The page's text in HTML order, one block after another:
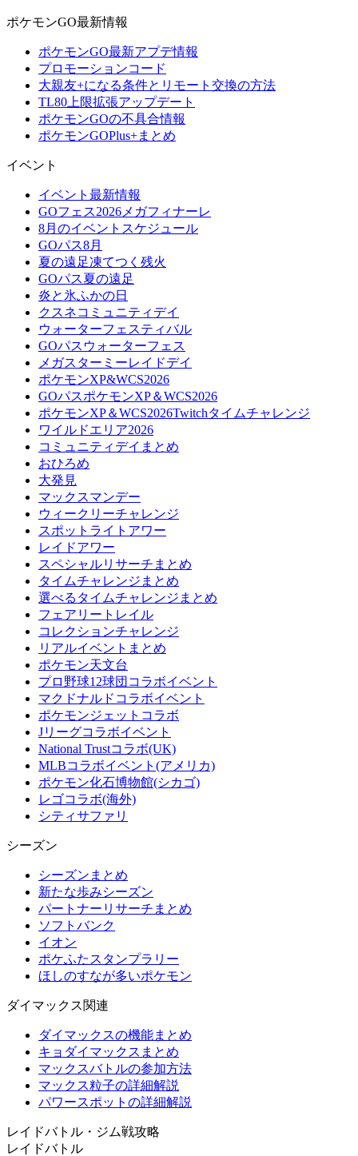
ポケモンGO最新情報
ポケモンGO最新アプデ情報
プロモーションコード
大親友+になる条件とリモート交換の方法
TL80上限拡張アップデート
ポケモンGOの不具合情報
ポケモンGOPlus+まとめ
イベント
イベント最新情報
GOフェス2026メガフィナーレ
8月のイベントスケジュール
GOパス8月
夏の遠足凍てつく残火
GOパス夏の遠足
炎と氷ふかの日
クスネコミュニティデイ
ウォーターフェスティバル
GOパスウォーターフェス
メガスターミーレイドデイ
ポケモンXP&WCS2026
GOパスポケモンXP＆WCS2026
ポケモンXP＆WCS2026Twitchタイムチャレンジ
ワイルドエリア2026
コミュニティデイまとめ
おひろめ
大発見
マックスマンデー
ウィークリーチャレンジ
スポットライトアワー
レイドアワー
スペシャルリサーチまとめ
タイムチャレンジまとめ
選べるタイムチャレンジまとめ
フェアリートレイル
コレクションチャレンジ
リアルイベントまとめ
ポケモン天文台
プロ野球12球団コラボイベント
マクドナルドコラボイベント
ポケモンジェットコラボ
Jリーグコラボイベント
National Trustコラボ(UK)
MLBコラボイベント(アメリカ)
ポケモン化石博物館(シカゴ)
レゴコラボ(海外)
シティサファリ
シーズン
シーズンまとめ
新たな歩みシーズン
パートナーリサーチまとめ
ソフトバンク
イオン
ポケふたスタンプラリー
ほしのすなが多いポケモン
ダイマックス関連
ダイマックスの機能まとめ
キョダイマックスまとめ
マックスバトルの参加方法
マックス粒子の詳細解説
パワースポットの詳細解説
レイドバトル・ジム戦攻略
レイドバトル